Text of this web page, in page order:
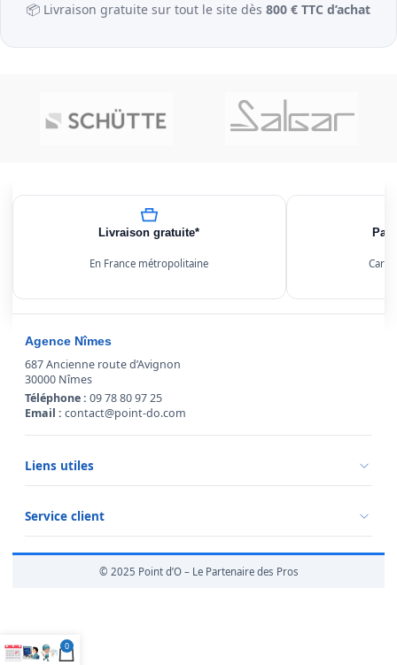
📦 Livraison gratuite sur tout le site dès 800 € TTC d’achat
Livraison gratuite*
En France métropolitaine
Agence Nîmes
687 Ancienne route d’Avignon
30000 Nîmes
Téléphone : 09 78 80 97 25
Email : contact@point-do.com
Liens utiles
Conditions générales de vente
Mentions légales
Service client
Informations livraison© 2025 Point d’O – Le Partenaire des Pros
0